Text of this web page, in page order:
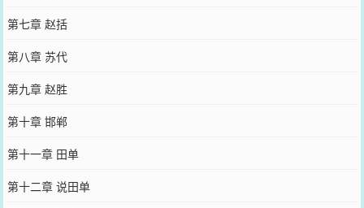
第七章 赵括
第八章 苏代
第九章 赵胜
第十章 邯郸
第十一章 田单
第十二章 说田单